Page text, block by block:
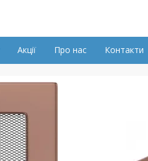
Акції Про нас Контакти